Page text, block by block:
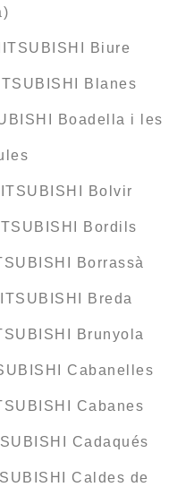
Biure
Blanes
Boadella i les
Bolvir
Bordils
Borrassà
Breda
Brunyola
Cabanelles
Cabanes
Cadaqués
Caldes de